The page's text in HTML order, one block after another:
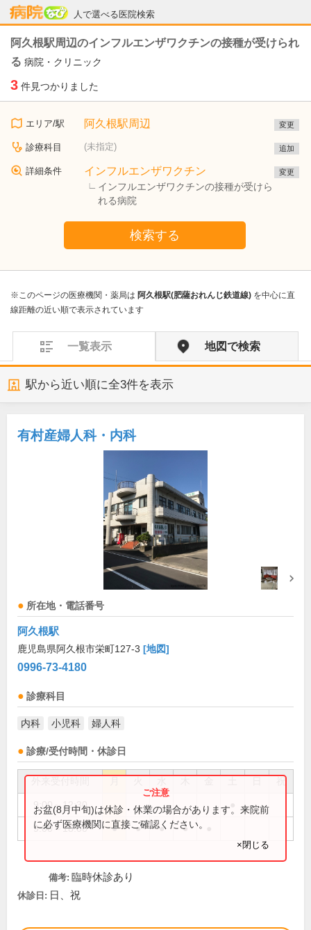
人で選べる医院検索
病院なび
阿久根駅周辺のインフルエンザワクチンの接種が受けられ
る 病院・クリニック
3 件見つかりました
エリア/駅 阿久根駅周辺 変更
診療科目 (未指定) 追加
詳細条件 インフルエンザワクチン
インフルエンザワクチンの接種が受けら
れる病院
変更
検索する
※このページの医療機関・薬局は 阿久根駅(肥薩おれんじ鉄道線) を中心に直
線距離の近い順で表示されています
一覧表示 地図で検索
駅から近い順に全3件を表示
有村産婦人科・内科
所在地・電話番号
阿久根駅
鹿児島県阿久根市栄町127-3 [地図]
0996-73-4180
診療科目
内科 小児科 婦人科
診療/受付時間・休診日
祝
9:00～12:30
9:00～18:00 ● ● ● ●
お盆(8月中旬)は休診・休業の場合があります。来院前
に必ず医療機関に直接ご確認ください。
×閉じる
備考: 臨時休診あり
休診日: 日、祝